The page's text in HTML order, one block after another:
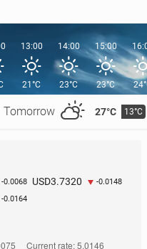
Tomorrow 27°C 13°C
13:00
21°C
14:00
23°C
15:00
23°C
-0.0068 USD3.7320 -0.0148
-0.0164